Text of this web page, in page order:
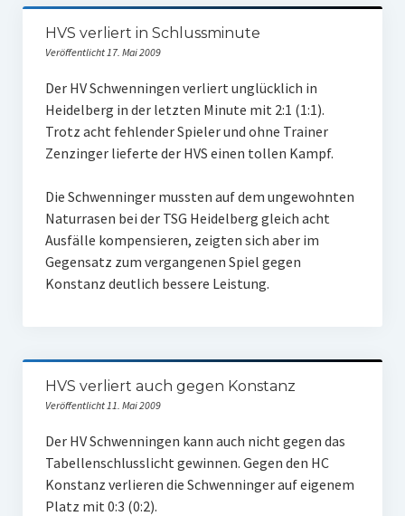
Vereinsheim
FSJ Stelle
1. Herren
W U12
M U18
Internationale Hallenhockeyturnier
Sieger
Zocker Reloaded
HVS verliert in Schlussminute
Veröffentlicht 17. Mai 2009
Der HV Schwenningen verliert unglücklich in
Heidelberg in der letzten Minute mit 2:1 (1:1).
Trotz acht fehlender Spieler und ohne Trainer
Zenzinger lieferte der HVS einen tollen Kampf.
Die Schwenninger mussten auf dem ungewohnten
Naturrasen bei der TSG Heidelberg gleich acht
Ausfälle kompensieren, zeigten sich aber im
Gegensatz zum vergangenen Spiel gegen
Konstanz deutlich bessere Leistung.
HVS verliert auch gegen Konstanz
Veröffentlicht 11. Mai 2009
Der HV Schwenningen kann auch nicht gegen das
Tabellenschlusslicht gewinnen. Gegen den HC
Konstanz verlieren die Schwenninger auf eigenem
Platz mit 0:3 (0:2).